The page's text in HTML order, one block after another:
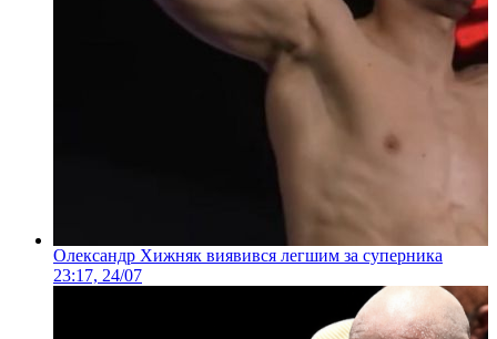
Олександр Хижняк виявився легшим за суперника
23:17, 24/07